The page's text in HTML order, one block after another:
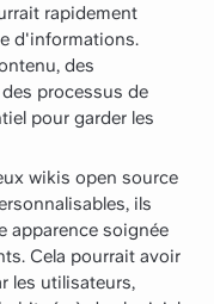
rapidement
d'informations.
des
processus de
pour garder les
wikis open source
ils
apparence soignée
Cela pourrait avoir
les utilisateurs,